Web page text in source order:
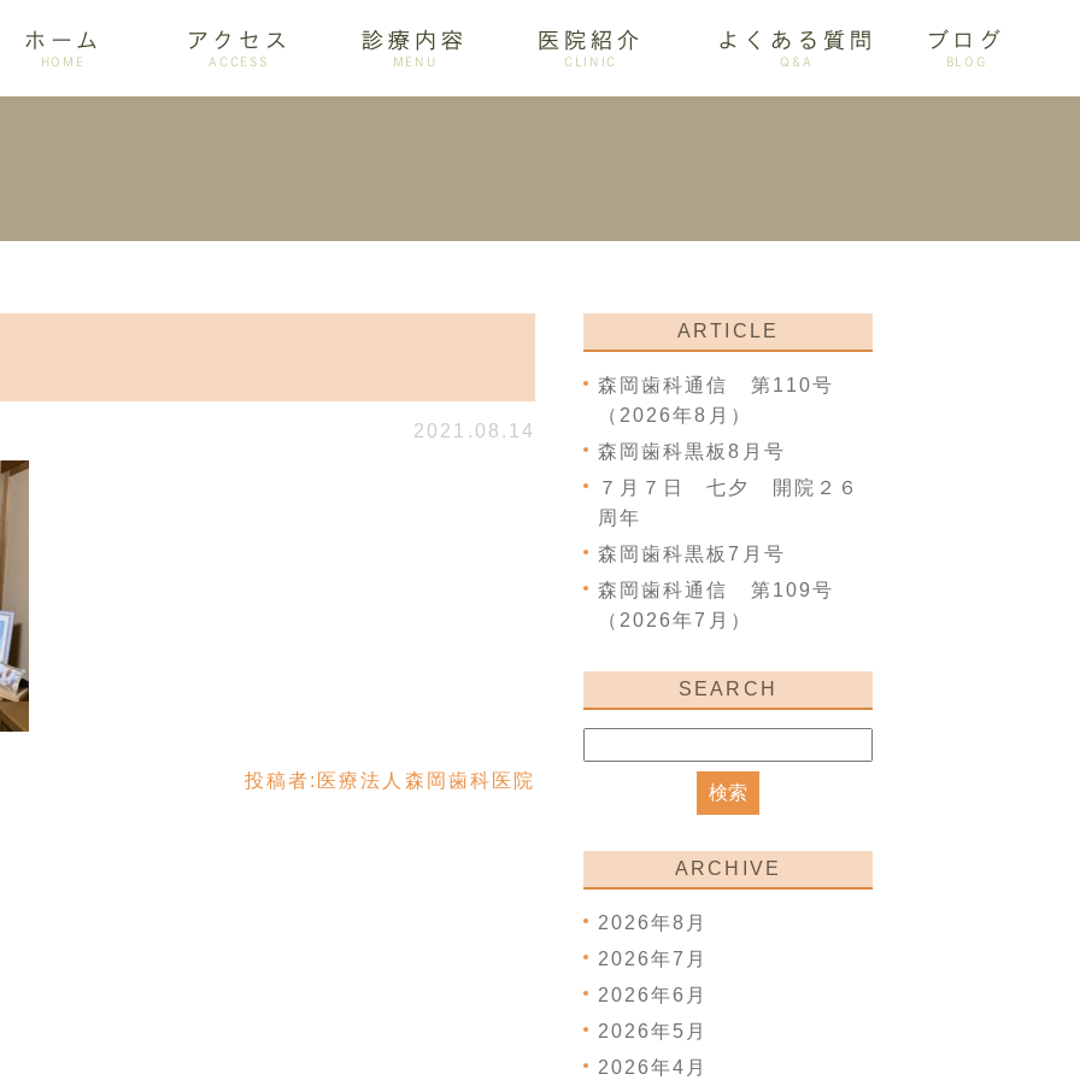
ホーム
HOME
アクセス
ACCESS
診療内容
MENU
訪問歯科 歯周病 ホワイトニング 審美歯科
医院紹介
CLINIC
設備紹介 アクセス
よくある質問
Q&A
ブログ
BLOG
グ
2021.08.14
投稿者: 医療法人森岡歯科医院
ARTICLE
森岡歯科通信 第110号
（2026年8月）
森岡歯科黒板8月号
７月７日 七夕 開院２６
周年
森岡歯科黒板7月号
森岡歯科通信 第109号
（2026年7月）
SEARCH
ARCHIVE
2026年8月
2026年7月
2026年6月
2026年5月
2026年4月